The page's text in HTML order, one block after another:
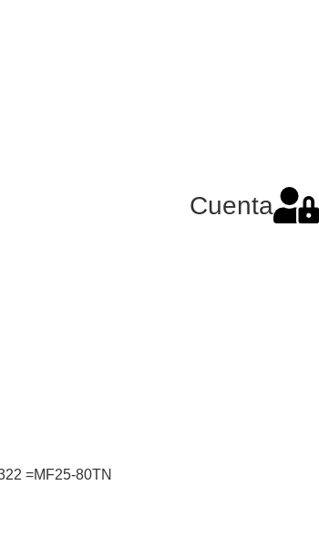
Cuenta
=MF25-80TN